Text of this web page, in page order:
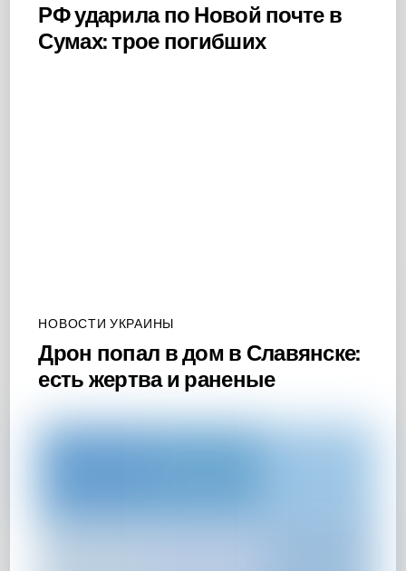
РФ ударила по Новой почте в
Сумах: трое погибших
НОВОСТИ УКРАИНЫ
Дрон попал в дом в Славянске:
есть жертва и раненые